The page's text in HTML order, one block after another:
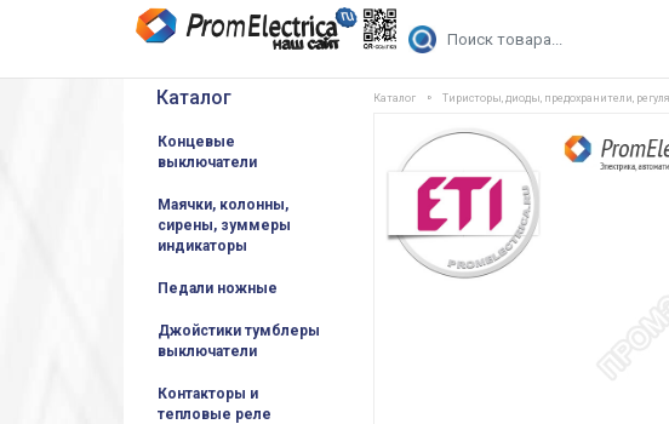
Каталог
Концевые
выключатели
Маячки, колонны,
сирены, зуммеры
индикаторы
Педали ножные
Джойстики тумблеры
выключатели
Контакторы и
тепловые реле
Каталог Тиристоры, диоды, предохранители,